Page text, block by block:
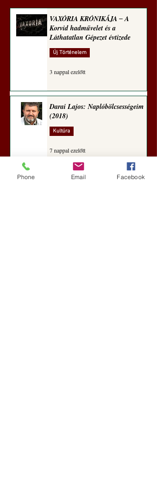
VAXÓRIA KRÓNIKÁJA ‒ A
Korvid hadművelet és a
Láthatatlan Gépezet évtizede
Új Történelem
3 nappal ezelőtt
Darai Lajos: Naplóbölcsességeim
(2018)
Kultúra
7 nappal ezelőtt
Phone Email Facebook